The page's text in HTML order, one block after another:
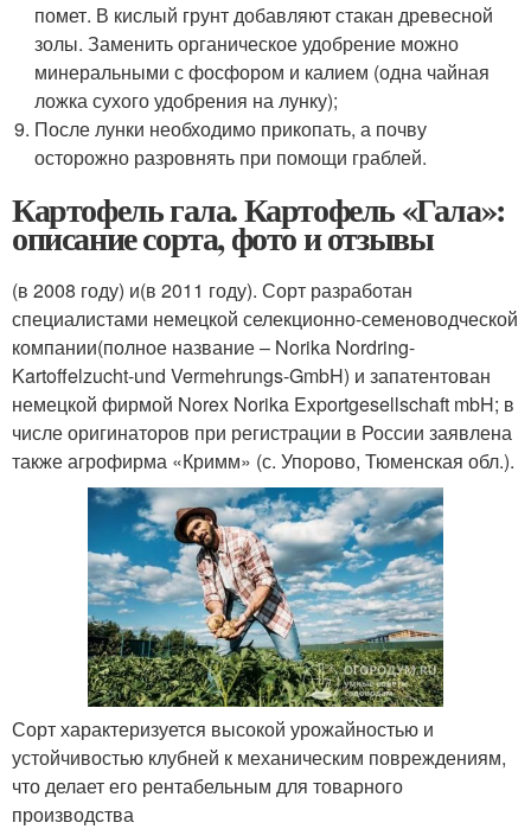
помет. В кислый грунт добавляют стакан древесной
золы. Заменить органическое удобрение можно
минеральными с фосфором и калием (одна чайная
ложка сухого удобрения на лунку);
После лунки необходимо прикопать, а почву
осторожно разровнять при помощи граблей.
Картофель гала. Картофель «Гала»:
описание сорта, фото и отзывы
(в 2008 году) и(в 2011 году). Сорт разработан
специалистами немецкой селекционно-семеноводческой
компании(полное название – Norika Nordring-
Kartoffelzucht-und Vermehrungs-GmbH) и запатентован
немецкой фирмой Norex Norika Exportgesellschaft mbH; в
числе оригинаторов при регистрации в России заявлена
также агрофирма «Кримм» (с. Упорово, Тюменская обл.).
Сорт характеризуется высокой урожайностью и
устойчивостью клубней к механическим повреждениям,
что делает его рентабельным для товарного
производства